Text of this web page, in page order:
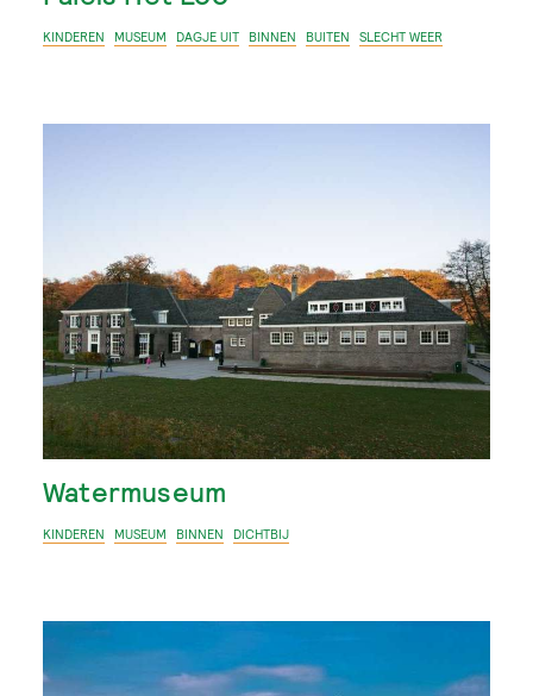
KINDEREN MUSEUM DAGJE UIT BINNEN BUITEN SLECHT WEER
Watermuseum
KINDEREN MUSEUM BINNEN DICHTBIJ